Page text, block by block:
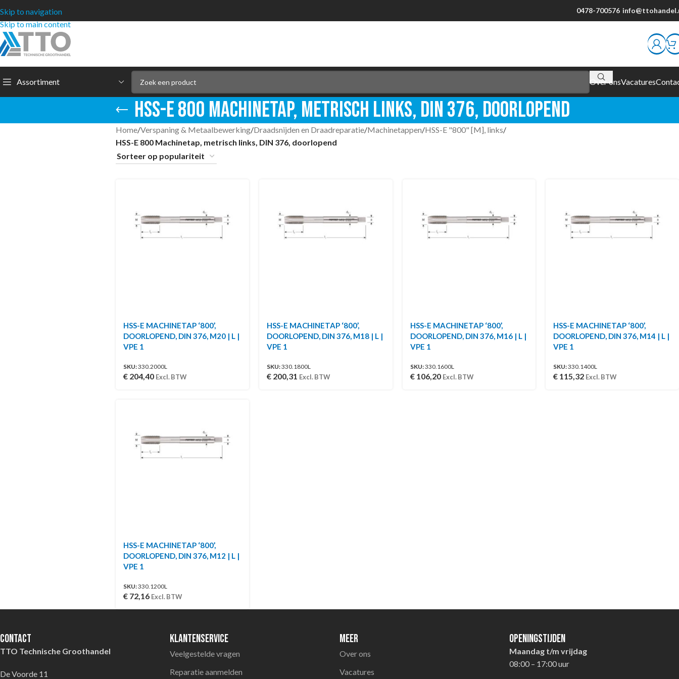
Skip to navigation
Skip to main content
0478-700576
Assortiment Over onsVacatures
HSS-E 800 Machinetap, metrisch links, DIN 376, doorlopend
Home/Verspaning & Metaalbewerking/Draadsnijden en Draadreparatie/Machinetappen/HSS-E "800" [M], links/
HSS-E 800 Machinetap, metrisch links, DIN 376, doorlopend
HSS-E MACHINETAP ‘800’,
DOORLOPEND, DIN 376, M20 | L |
VPE 1
SKU:330.2000L
€ 204,40 Excl. BTW
HSS-E MACHINETAP ‘800’,
DOORLOPEND, DIN 376, M18 | L |
VPE 1
SKU:330.1800L
€200,31 Excl. BTW
HSS-E MACHINETAP ‘800’,
DOORLOPEND, DIN 376, M16 | L |
VPE 1
SKU:330.1600L
€106,20 Excl. BTW
HSS-E MACHINETAP ‘800’,
DOORLOPEND, DIN 376, M14 | L |
VPE 1
SKU:330.1400L
€ 115,32 Excl. BTW
HSS-E MACHINETAP ‘800’,
DOORLOPEND, DIN 376, M12 | L |
VPE 1
SKU:330.1200L
€ 72,16 Excl. BTW
Contact
TTO Technische Groothandel
De Voorde 11
Klantenservice
Veelgestelde vragen
Reparatie aanmelden
Meer
Over ons
Vacatures
Openingstijden
Maandag t/m vrijdag
08:00 – 17:00 uur